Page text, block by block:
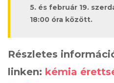
5. és február 19.
18:00 óra között.
Részletes
linken: kémia